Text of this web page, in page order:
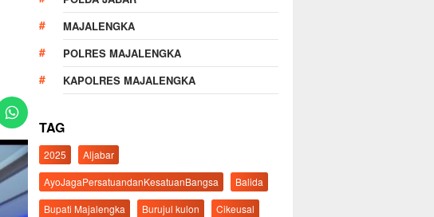
MAJALENGKA
POLRES MAJALENGKA
KAPOLRES MAJALENGKA
TAG
2025
Aljabar
AyoJagaPersatuandanKesatuanBangsa
Balida
Bupati Majalengka
Burujul kulon
Cikeusal